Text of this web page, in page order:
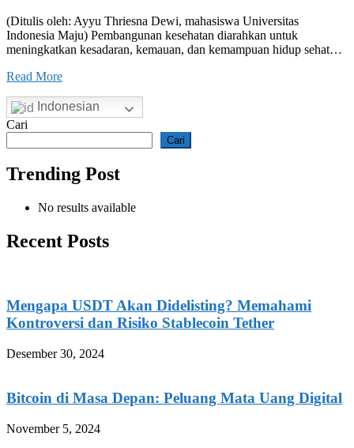
(Ditulis oleh: Ayyu Thriesna Dewi, mahasiswa Universitas
Indonesia Maju) Pembangunan kesehatan diarahkan untuk
meningkatkan kesadaran, kemauan, dan kemampuan hidup sehat…
Read More
Indonesian
Cari
Cari
Trending Post
No results available
Recent Posts
Mengapa USDT Akan Didelisting? Memahami
Kontroversi dan Risiko Stablecoin Tether
Desember 30, 2024
Bitcoin di Masa Depan: Peluang Mata Uang Digital
November 5, 2024